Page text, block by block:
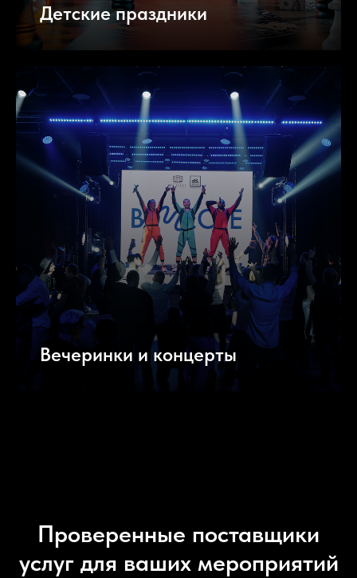
Детские праздники
Вечеринки и концерты
Проверенные поставщики
услуг для ваших мероприятий